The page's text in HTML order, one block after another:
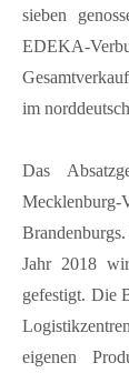
sieben
EDEKA-
im
Das
Jahr 2018
gefestigt. Die
eigenen